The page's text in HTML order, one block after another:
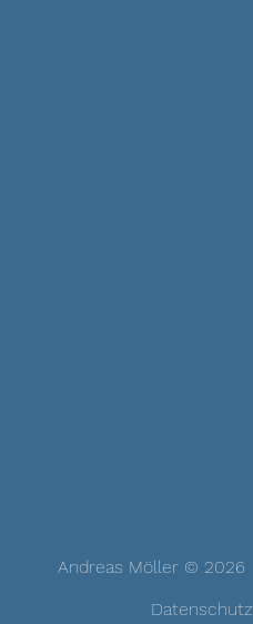
Andreas Möller © 2026
Datenschutz